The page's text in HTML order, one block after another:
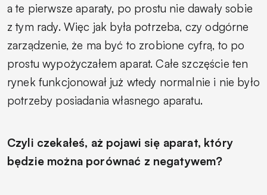
a te pierwsze aparaty, po prostu nie dawały sobie
z tym rady. Więc jak była potrzeba, czy odgórne
zarządzenie, że ma być to zrobione cyfrą, to po
prostu wypożyczałem aparat. Całe szczęście ten
rynek funkcjonował już wtedy normalnie i nie było
potrzeby posiadania własnego aparatu.
Czyli czekałeś, aż pojawi się aparat, który
będzie można porównać z negatywem?